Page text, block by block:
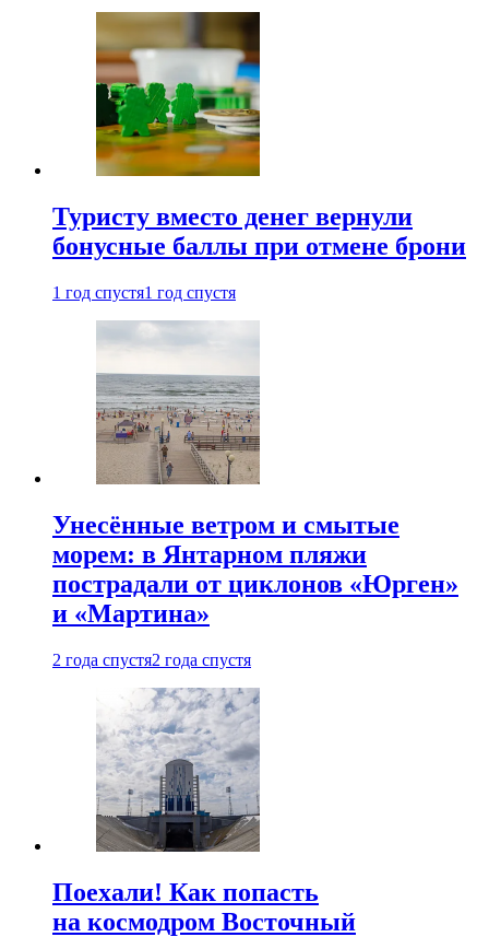
Туристу вместо денег вернули
бонусные баллы при отмене брони
1 год спустя1 год спустя
Унесённые ветром и смытые
морем: в Янтарном пляжи
пострадали от циклонов «Юрген»
и «Мартина»
2 года спустя2 года спустя
Поехали! Как попасть
на космодром Восточный